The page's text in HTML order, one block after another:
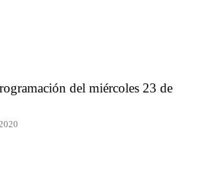
del miércoles 23 de